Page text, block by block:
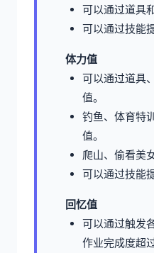
可以通过道具
可以通过技能
体力值
可以通过道具
值。
钓鱼、体育特
值。
爬山、偷看美
可以通过技能
回忆值
可以通过触发
作业完成度超